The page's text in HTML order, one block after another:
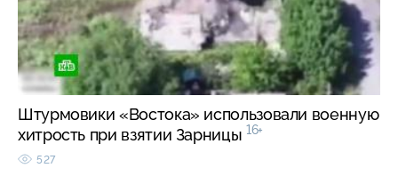
Штурмовики «Востока» использовали военную
хитрость при взятии Зарницы 16+
527